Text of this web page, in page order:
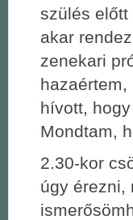
szülés előtt
akar
zenekari
hazaértem,
hívott,
Mondtam,
2.30-kor
úgy érezni,